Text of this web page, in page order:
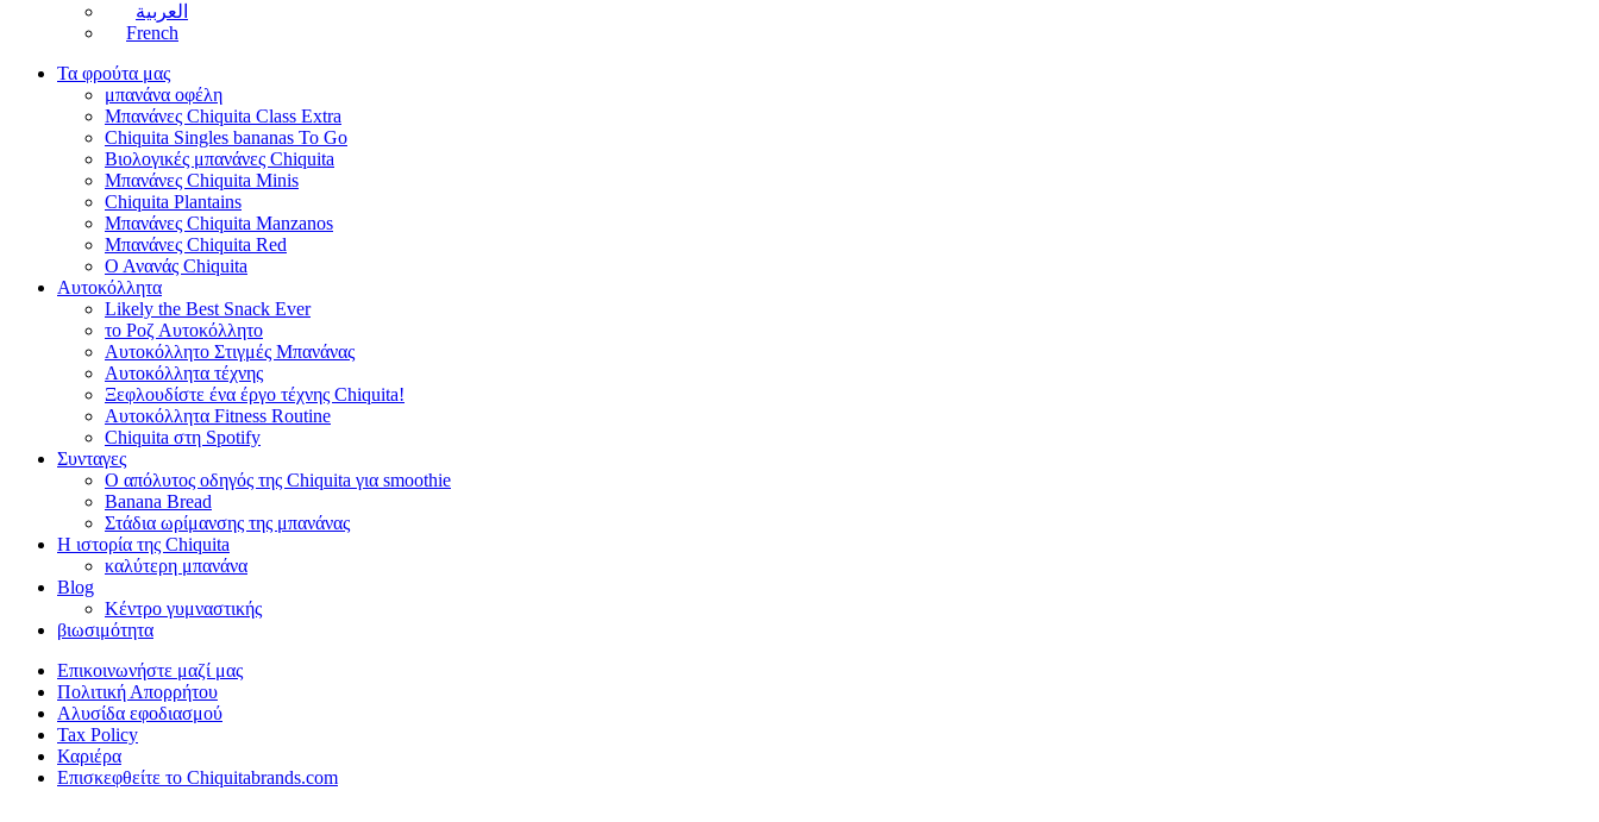
العربية
French
Τα φρούτα μας
μπανάνα οφέλη
Μπανάνες Chiquita Class Extra
Chiquita Singles bananas To Go
Βιολογικές μπανάνες Chiquita
Μπανάνες Chiquita Minis
Chiquita Plantains
Μπανάνες Chiquita Manzanos
Μπανάνες Chiquita Red
Ο Ανανάς Chiquita
Αυτοκόλλητα
Likely the Best Snack Ever
το Ροζ Αυτοκόλλητο
Αυτοκόλλητο Στιγμές Μπανάνας
Αυτοκόλλητα τέχνης
Ξεφλουδίστε ένα έργο τέχνης Chiquita!
Αυτοκόλλητα Fitness Routine
Chiquita στη Spotify
Συνταγες
Ο απόλυτος οδηγός της Chiquita για smoothie
Banana Bread
Στάδια ωρίμανσης της μπανάνας
Η ιστορία της Chiquita
καλύτερη μπανάνα
Blog
Κέντρο γυμναστικής
βιωσιμότητα
Επικοινωνήστε μαζί μας
Πολιτική Απορρήτου
Αλυσίδα εφοδιασμού
Tax Policy
Καριέρα
Επισκεφθείτε το Chiquitabrands.com